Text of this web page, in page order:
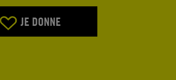
JE DONNE